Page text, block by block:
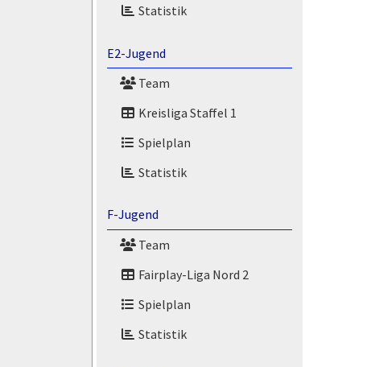
Statistik
E2-Jugend
Team
Kreisliga Staffel 1
Spielplan
Statistik
F-Jugend
Team
Fairplay-Liga Nord 2
Spielplan
Statistik